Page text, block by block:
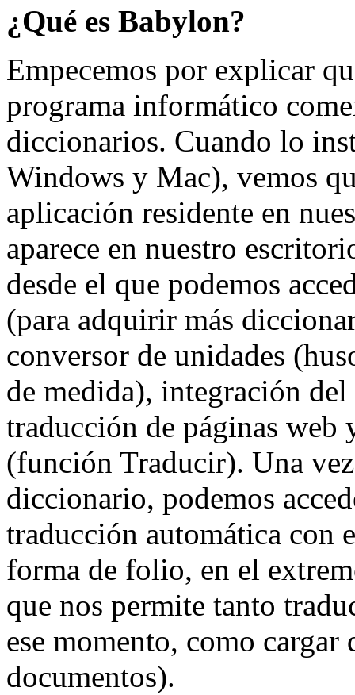
¿Qué es Babylon?
Empecemos por explicar
programa informático
diccionarios. Cuando lo
Windows y Mac), vemos
aplicación residente en
aparece en nuestro
desde el que podemos
(para adquirir más
conversor de unidades
de medida), integración
traducción de páginas web
(función Traducir). Una
diccionario, podemos
traducción automática con
forma de folio, en el
que nos permite tanto
ese momento, como
documentos).